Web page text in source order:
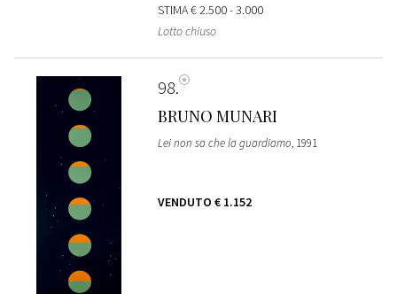
STIMA€ 2.500 - 3.000
Lotto chiuso
98
BRUNO MUNARI
Lei non sa che la guardiamo, 1991
VENDUTO € 1.152